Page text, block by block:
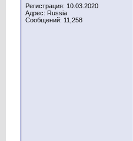
Регистрация: 10.03.2020
Адрес: Russia
Сообщений: 11,258